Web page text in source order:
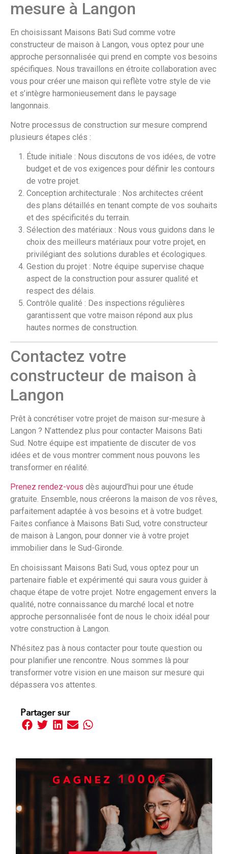
mesure à Langon
En choisissant Maisons Bati Sud comme votre
constructeur de maison à Langon, vous optez pour une
approche personnalisée qui prend en compte vos besoins
spécifiques. Nous travaillons en étroite collaboration avec
vous pour créer une maison qui reflète votre style de vie
et s’intègre harmonieusement dans le paysage
langonnais.
Notre processus de construction sur mesure comprend
plusieurs étapes clés :
Étude initiale : Nous discutons de vos idées, de votre
budget et de vos exigences pour définir les contours
de votre projet.
Conception architecturale : Nos architectes créent
des plans détaillés en tenant compte de vos souhaits
et des spécificités du terrain.
Sélection des matériaux : Nous vous guidons dans le
choix des meilleurs matériaux pour votre projet, en
privilégiant des solutions durables et écologiques.
Gestion du projet : Notre équipe supervise chaque
aspect de la construction pour assurer qualité et
respect des délais.
Contrôle qualité : Des inspections régulières
garantissent que votre maison répond aux plus
hautes normes de construction.
Contactez votre
constructeur de maison à
Langon
Prêt à concrétiser votre projet de maison sur-mesure à
Langon ? N’attendez plus pour contacter Maisons Bati
Sud. Notre équipe est impatiente de discuter de vos
idées et de vous montrer comment nous pouvons les
transformer en réalité.
Prenez rendez-vous dès aujourd’hui pour une étude
gratuite. Ensemble, nous créerons la maison de vos rêves,
parfaitement adaptée à vos besoins et à votre budget.
Faites confiance à Maisons Bati Sud, votre constructeur
de maison à Langon, pour donner vie à votre projet
immobilier dans le Sud-Gironde.
En choisissant Maisons Bati Sud, vous optez pour un
partenaire fiable et expérimenté qui saura vous guider à
chaque étape de votre projet. Notre engagement envers la
qualité, notre connaissance du marché local et notre
approche personnalisée font de nous le choix idéal pour
votre construction à Langon.
N’hésitez pas à nous contacter pour toute question ou
pour planifier une rencontre. Nous sommes là pour
transformer votre vision en une maison sur mesure qui
dépassera vos attentes.
Partager sur